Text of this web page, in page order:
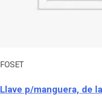
FOSET
Llave p/manguera, de